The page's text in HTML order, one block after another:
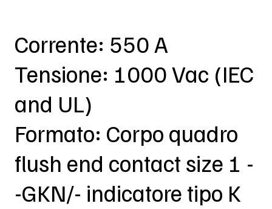
Corrente: 550 A
Tensione: 1000 Vac (IEC
and UL)
Formato: Corpo quadro
flush end contact size 1 -
-GKN/- indicatore tipo K